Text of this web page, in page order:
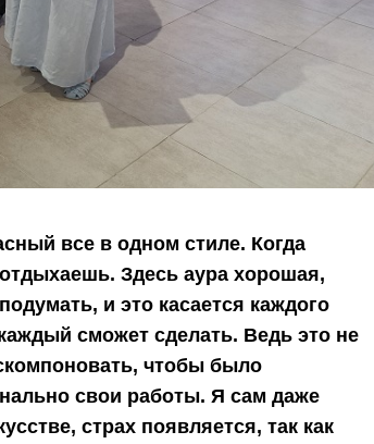
все в одном стиле. Когда
Здесь аура хорошая,
и это касается каждого
сможет сделать. Ведь это не
чтобы было
свои работы. Я сам даже
страх появляется, так как